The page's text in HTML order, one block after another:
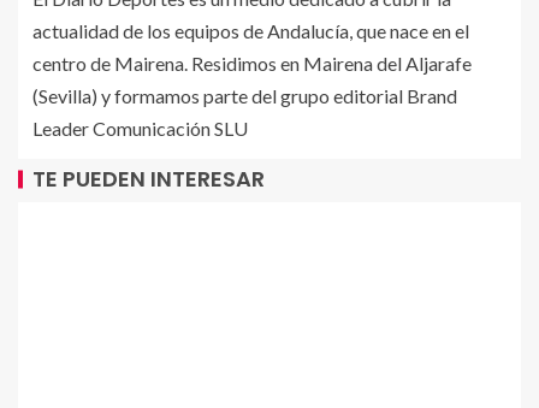
actualidad de los equipos de Andalucía, que nace en el
centro de Mairena. Residimos en Mairena del Aljarafe
(Sevilla) y formamos parte del grupo editorial Brand
Leader Comunicación SLU
TE PUEDEN INTERESAR